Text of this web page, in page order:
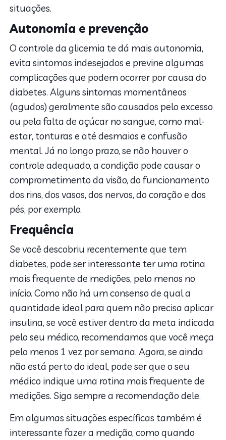
situações.
Autonomia e prevenção
O controle da glicemia te dá mais autonomia,
evita sintomas indesejados e previne algumas
complicações que podem ocorrer por causa do
diabetes. Alguns sintomas momentâneos
(agudos) geralmente são causados pelo excesso
ou pela falta de açúcar no sangue, como mal-
estar, tonturas e até desmaios e confusão
mental. Já no longo prazo, se não houver o
controle adequado, a condição pode causar o
comprometimento da visão, do funcionamento
dos rins, dos vasos, dos nervos, do coração e dos
pés, por exemplo.
Frequência
Se você descobriu recentemente que tem
diabetes, pode ser interessante ter uma rotina
mais frequente de medições, pelo menos no
início. Como não há um consenso de qual a
quantidade ideal para quem não precisa aplicar
insulina, se você estiver dentro da meta indicada
pelo seu médico, recomendamos que você meça
pelo menos 1 vez por semana. Agora, se ainda
não está perto do ideal, pode ser que o seu
médico indique uma rotina mais frequente de
medições. Siga sempre a recomendação dele.
Em algumas situações específicas também é
interessante fazer a medição, como quando